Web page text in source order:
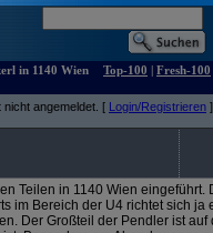
in 1140 Wien
Top-100 | Fresh-100
nicht angemeldet. [ Login/Registrieren ]
Teilen in 1140 Wien
im Bereich der U4 richtet sich
Der Großteil der Pendler ist